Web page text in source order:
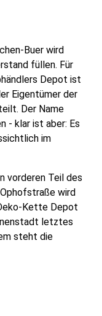
Buer wird
füllen. Für
Depot ist
Eigentümer der
Der Name
- klar ist aber: Es
im
vorderen Teil des
wird
Kette Depot
letztes
steht die